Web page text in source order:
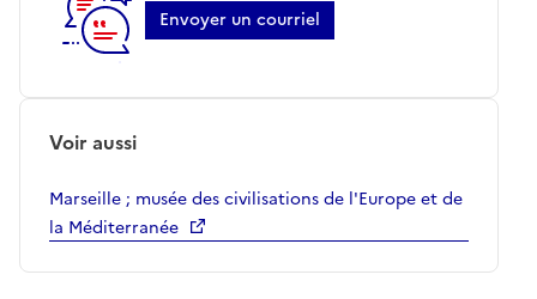
Envoyer un courriel
Voir aussi
Marseille ; musée des civilisations de l'Europe et de
la Méditerranée